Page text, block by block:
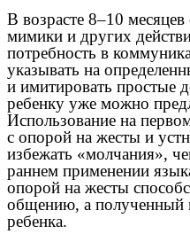
В возрасте 8–10
мимики и других
потребность в
указывать на
и имитировать простые
ребенку уже можно
Использование на
с опорой на жесты и
избежать «молчания»,
раннем применении
опорой на жесты
общению, а полученный
ребенка.